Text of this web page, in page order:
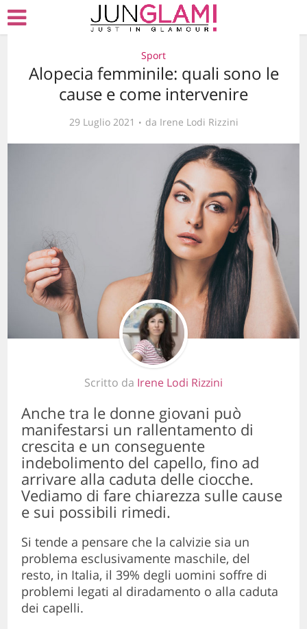
Sport
Alopecia femminile: quali sono le
cause e come intervenire
29 Luglio 2021 da Irene Lodi Rizzini
Scritto da Irene Lodi Rizzini
Anche tra le donne giovani può
manifestarsi un rallentamento di
crescita e un conseguente
indebolimento del capello, fino ad
arrivare alla caduta delle ciocche.
Vediamo di fare chiarezza sulle cause
e sui possibili rimedi.
Si tende a pensare che la calvizie sia un
problema esclusivamente maschile, del
resto, in Italia, il 39% degli uomini soffre di
problemi legati al diradamento o alla caduta
dei capelli.